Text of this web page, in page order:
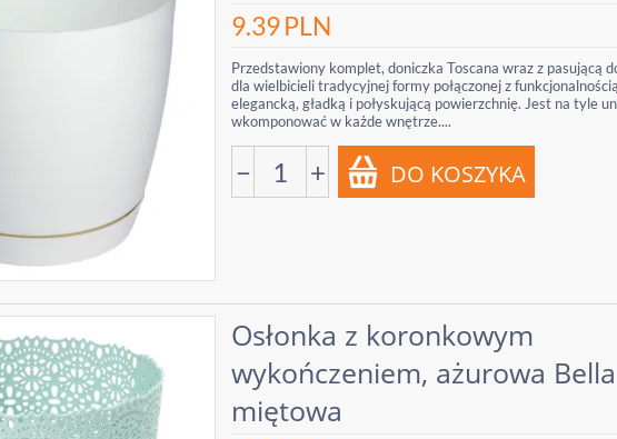
9.39PLN
Przedstawiony komplet, doniczka Toscana wraz z pasującą
dla wielbicieli tradycyjnej formy połączonej z
elegancką, gładką i połyskującą powierzchnię. Jest na tyle
wkomponować w każde wnętrze....
− +
Osłonka z koronkowym
wykończeniem, ażurowa
miętowa